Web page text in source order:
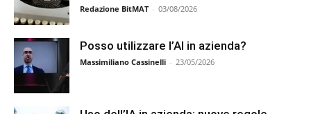
Redazione BitMAT - 03/08/2026
Posso utilizzare l’AI in azienda?
Massimiliano Cassinelli - 23/05/2026